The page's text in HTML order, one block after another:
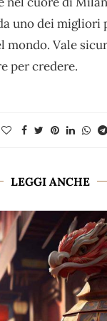
uno dei migliori
mondo. Vale
per credere.
LEGGI ANCHE